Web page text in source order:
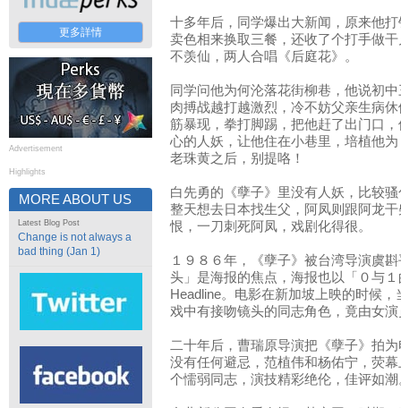
更多詳情
Advertisement
Highlights
MORE ABOUT US
Latest Blog Post
Change is not always a
bad thing (Jan 1)
十多年后，同学爆出大新闻，原来他
卖色相来换取三餐，还收了个打手做
不羡仙，两人合唱《后庭花》。
同学问他为何沦落花街柳巷，他说初
肉搏战越打越激烈，冷不妨父亲生病
筋暴现，拳打脚踢，把他赶了出门口
心的人妖，让他住在小巷里，培植他
老珠黄之后，别提咯！
白先勇的《孽子》里没有人妖，比较
整天想去日本找生父，阿凤则跟阿龙
恨，一刀刺死阿凤，戏剧化得很。
１９８６年，《孽子》被台湾导演虞
头」是海报的焦点，海报也以「０与
Headline。电影在新加坡上映的时候
戏中有接吻镜头的同志角色，竟由女
二十年后，曹瑞原导演把《孽子》拍
没有任何避忌，范植伟和杨佑宁，荧
个懦弱同志，演技精彩绝伦，佳评如潮